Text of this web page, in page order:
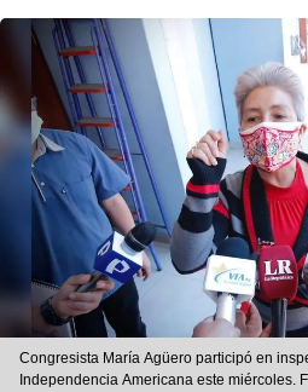
Congresista María Agüero participó en
Independencia Americana este miércoles.